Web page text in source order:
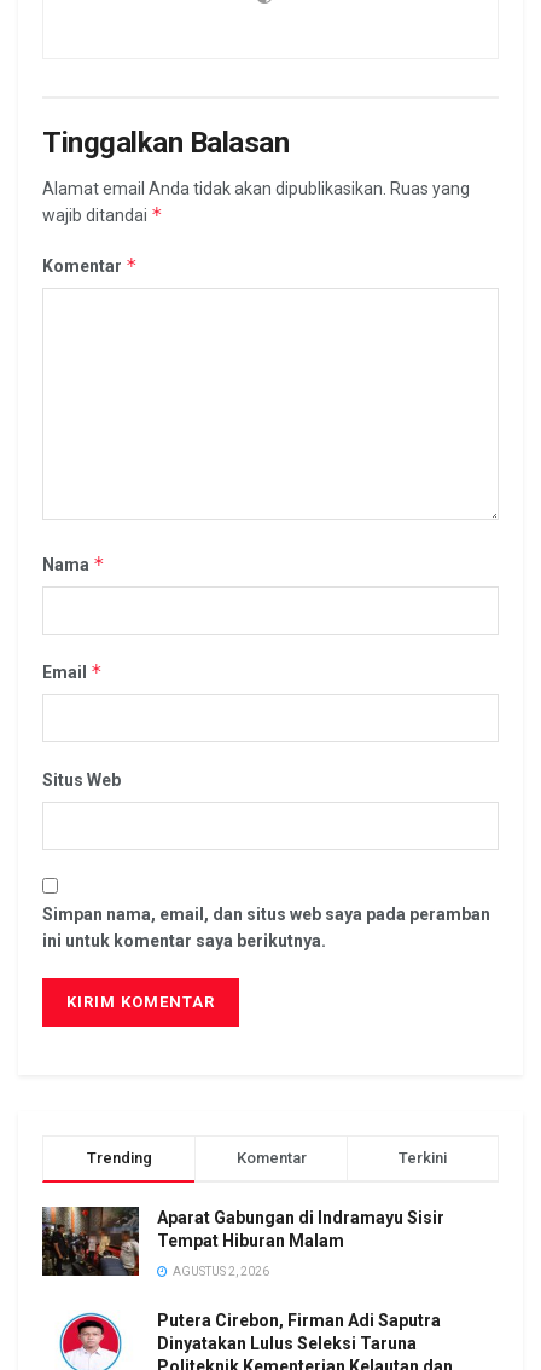
Tinggalkan Balasan
Alamat email Anda tidak akan dipublikasikan. Ruas yang
wajib ditandai *
Komentar *
Nama *
Email *
Situs Web
Simpan nama, email, dan situs web saya pada peramban
ini untuk komentar saya berikutnya.
Trending Komentar Terkini
Aparat Gabungan di Indramayu Sisir
Tempat Hiburan Malam
AGUSTUS 2, 2026
Putera Cirebon, Firman Adi Saputra
Dinyatakan Lulus Seleksi Taruna
Politeknik Kementerian Kelautan dan